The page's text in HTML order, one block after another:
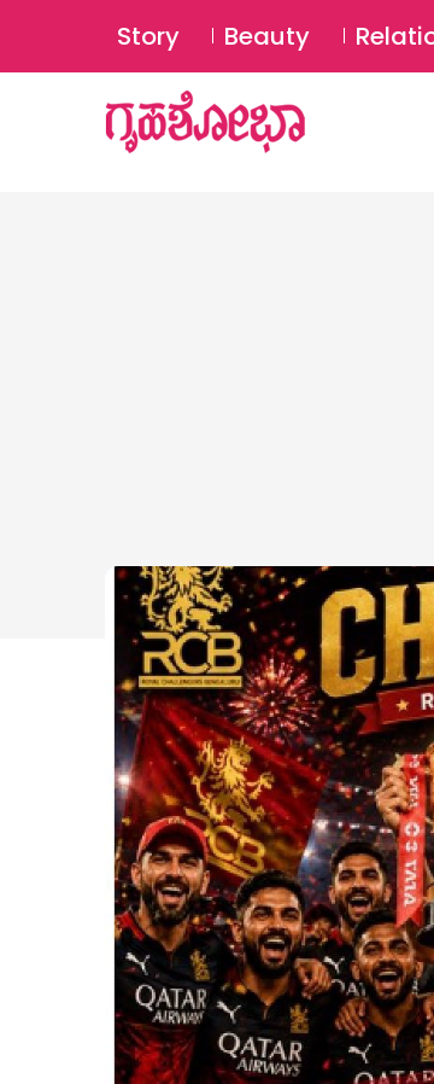
Story Beauty